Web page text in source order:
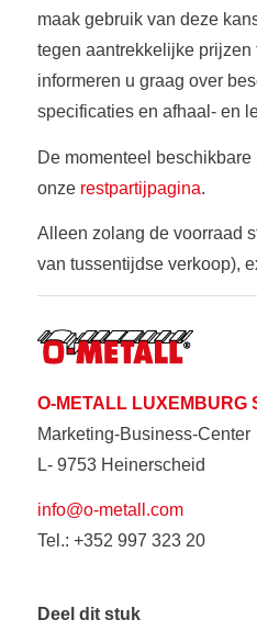
maak gebruik van deze
tegen aantrekkelijke prijzen
informeren u graag over
specificaties en afhaal- en
De momenteel
onze restpartijpagina.
Alleen zolang de voorraad
van tussentijdse verkoop),
O-METALL LUXEMBURG
Marketing-Business-Center
L- 9753 Heinerscheid
info@o-metall.com
Tel.: +352 997 323 20
Deel dit stuk